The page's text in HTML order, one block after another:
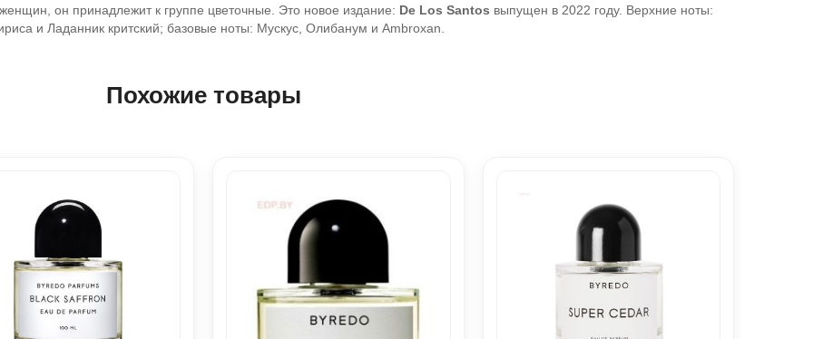
он принадлежит к группе цветочные. Это новое издание: De Los Santos выпущен в 2022 году. Верхние ноты:
и Ладанник критский; базовые ноты: Мускус, Олибанум и Ambroxan.
Похожие товары